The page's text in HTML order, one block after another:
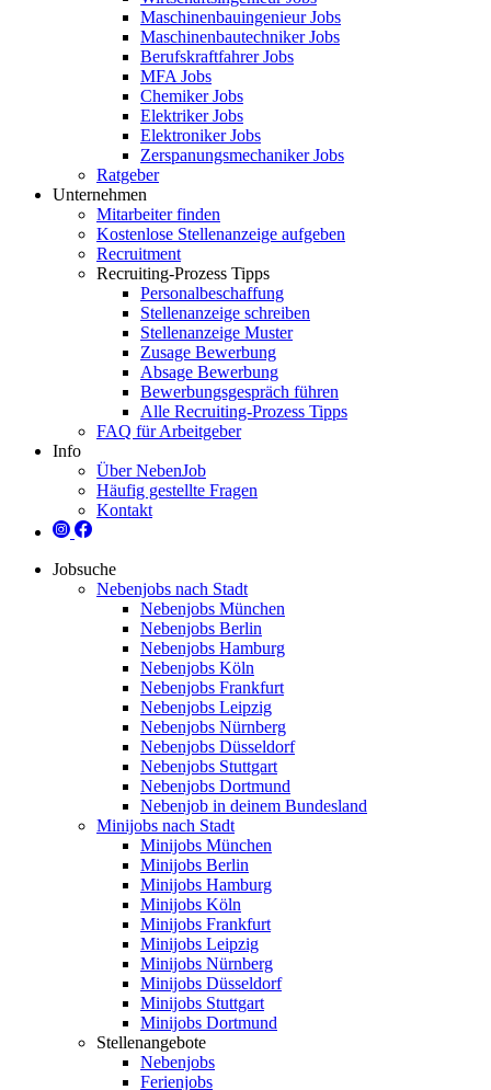
Maschinenbauingenieur Jobs
Maschinenbautechniker Jobs
Berufskraftfahrer Jobs
MFA Jobs
Chemiker Jobs
Elektriker Jobs
Elektroniker Jobs
Zerspanungsmechaniker Jobs
Ratgeber
Unternehmen
Mitarbeiter finden
Kostenlose Stellenanzeige aufgeben
Recruitment
Recruiting-Prozess Tipps
Personalbeschaffung
Stellenanzeige schreiben
Stellenanzeige Muster
Zusage Bewerbung
Absage Bewerbung
Bewerbungsgespräch führen
Alle Recruiting-Prozess Tipps
FAQ für Arbeitgeber
Info
Über NebenJob
Häufig gestellte Fragen
Kontakt
Jobsuche
Nebenjobs nach Stadt
Nebenjobs München
Nebenjobs Berlin
Nebenjobs Hamburg
Nebenjobs Köln
Nebenjobs Frankfurt
Nebenjobs Leipzig
Nebenjobs Nürnberg
Nebenjobs Düsseldorf
Nebenjobs Stuttgart
Nebenjobs Dortmund
Nebenjob in deinem Bundesland
Minijobs nach Stadt
Minijobs München
Minijobs Berlin
Minijobs Hamburg
Minijobs Köln
Minijobs Frankfurt
Minijobs Leipzig
Minijobs Nürnberg
Minijobs Düsseldorf
Minijobs Stuttgart
Minijobs Dortmund
Stellenangebote
Nebenjobs
Ferienjobs